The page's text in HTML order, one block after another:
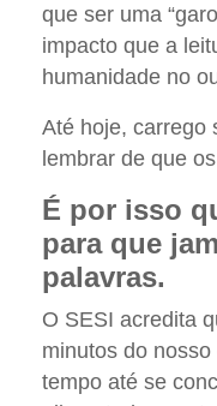
que ser uma
impacto que a
humanidade no
Até hoje, carrego
lembrar de que
É por isso
para que
palavras.
O SESI acredita
minutos do
tempo até se